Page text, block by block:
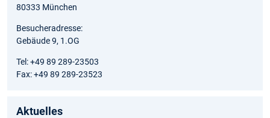
80333 München
Besucheradresse:
Gebäude 9, 1.OG
Tel: +49 89 289-23503
Fax: +49 89 289-23523
Aktuelles